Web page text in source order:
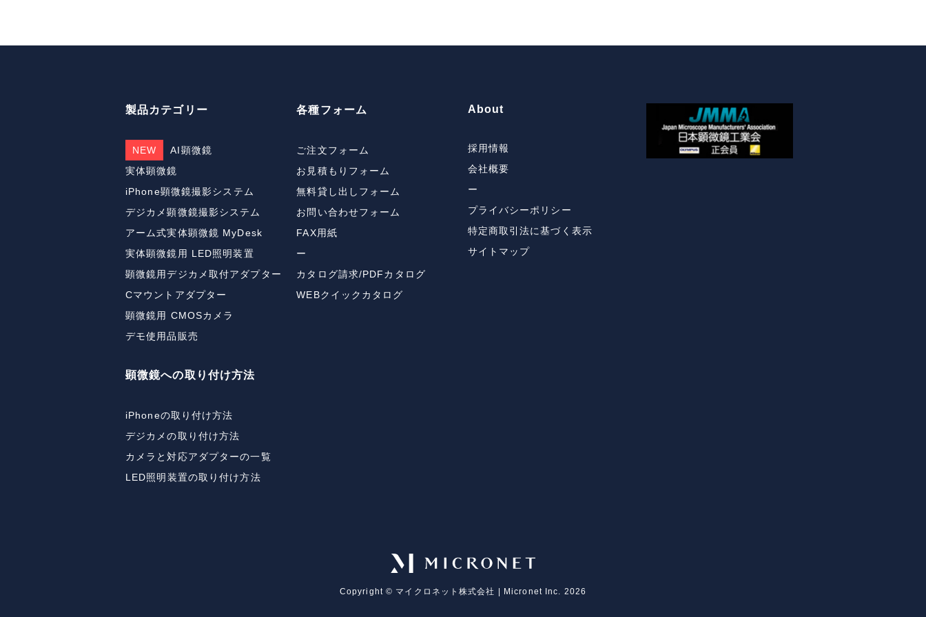
製品カテゴリー
NEW
AI顕微鏡
実体顕微鏡
iPhone顕微鏡撮影システム
デジカメ顕微鏡撮影システム
アーム式実体顕微鏡 MyDesk
実体顕微鏡用 LED照明装置
顕微鏡用デジカメ取付アダプター
Cマウントアダプター
顕微鏡用 CMOSカメラ
デモ使用品販売
顕微鏡への取り付け方法
iPhoneの取り付け方法
デジカメの取り付け方法
カメラと対応アダプターの一覧
LED照明装置の取り付け方法
各種フォーム
ご注文フォーム
お見積もりフォーム
無料貸し出しフォーム
お問い合わせフォーム
FAX用紙
ー
カタログ請求/PDFカタログ
WEBクイックカタログ
About
採用情報
会社概要
ー
プライバシーポリシー
特定商取引法に基づく表示
サイトマップ
Copyright ©︎ マイクロネット株式会社 | Micronet Inc. 2026